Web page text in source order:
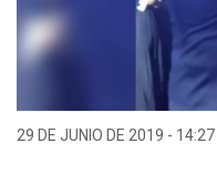
29 DE JUNIO DE 2019 - 14:27